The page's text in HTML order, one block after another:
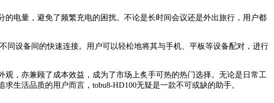
电量，避免了频繁充电的困扰。不论是长时间会议还是外出旅行，用户都
同设备间的快速连接。用户可以轻松地将其与手机、平板等设备配对，进行
，亦兼顾了成本效益，成为了市场上炙手可热的热门选择。无论是日常工
生活品质的用户而言，tobu8-HD100无疑是一款不可或缺的助手。